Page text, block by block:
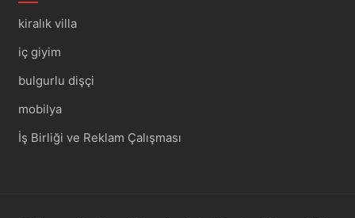
kiralık villa
iç giyim
bulgurlu dişçi
mobilya
İş Birliği ve Reklam Çalışması